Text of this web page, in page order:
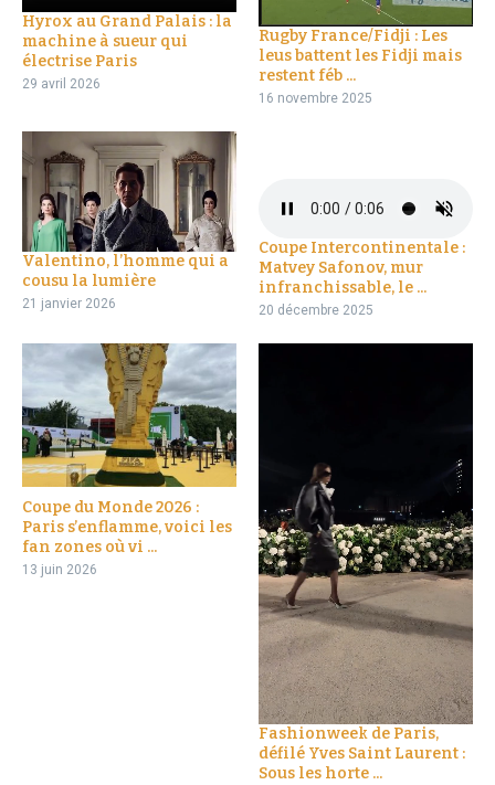
Hyrox au Grand Palais : la
machine à sueur qui
électrise Paris
29 avril 2026
Rugby France/Fidji : Les
leus battent les Fidji mais
restent féb ...
16 novembre 2025
Valentino, l’homme qui a
cousu la lumière
21 janvier 2026
Coupe Intercontinentale :
Matvey Safonov, mur
infranchissable, le ...
20 décembre 2025
Coupe du Monde 2026 :
Paris s’enflamme, voici les
fan zones où vi ...
13 juin 2026
Fashionweek de Paris,
défilé Yves Saint Laurent :
Sous les horte ...